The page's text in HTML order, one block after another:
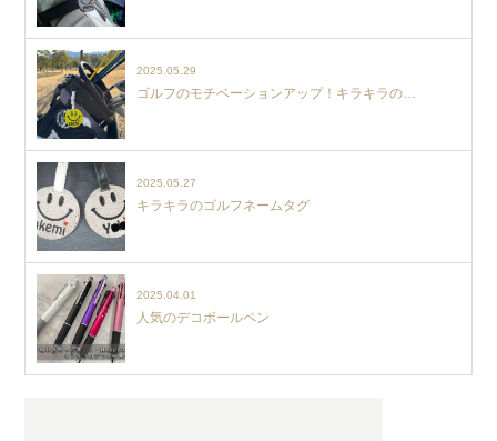
2025.05.29
ゴルフのモチベーションアップ！キラキラの…
2025.05.27
キラキラのゴルフネームタグ
2025.04.01
人気のデコボールペン